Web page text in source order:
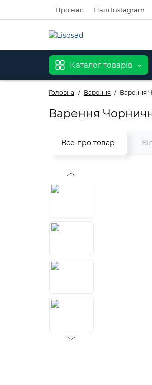
Про нас Наш Instagram
Каталог товарів
Головна Варення Варення
Варення
Все про товар